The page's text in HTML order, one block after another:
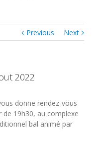
Previous Next
2022
donne rendez-vous
19h30, au complexe
bal animé par